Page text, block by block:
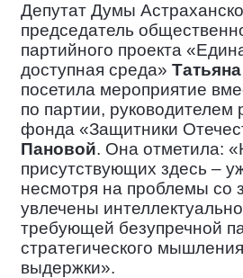
Депутат Думы
председатель
партийного проекта
доступная среда»
посетила мероприятие
по партии, руководителем
фонда «Защитники
Пановой. Она отметила:
присутствующих здесь –
несмотря на проблемы со
увлечены
требующей безупречной
стратегического
выдержки».